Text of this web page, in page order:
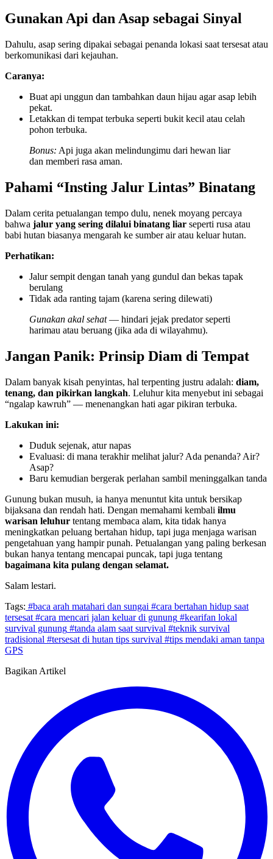
Gunakan Api dan Asap sebagai Sinyal
Dahulu, asap sering dipakai sebagai penanda lokasi saat tersesat atau
berkomunikasi dari kejauhan.
Caranya:
Buat api unggun dan tambahkan daun hijau agar asap lebih
pekat.
Letakkan di tempat terbuka seperti bukit kecil atau celah
pohon terbuka.
Bonus: Api juga akan melindungimu dari hewan liar
dan memberi rasa aman.
Pahami “Insting Jalur Lintas” Binatang
Dalam cerita petualangan tempo dulu, nenek moyang percaya
bahwa jalur yang sering dilalui binatang liar seperti rusa atau
babi hutan biasanya mengarah ke sumber air atau keluar hutan.
Perhatikan:
Jalur sempit dengan tanah yang gundul dan bekas tapak
berulang
Tidak ada ranting tajam (karena sering dilewati)
Gunakan akal sehat— hindari jejak predator seperti
harimau atau beruang (jika ada di wilayahmu).
Jangan Panik: Prinsip Diam di Tempat
Dalam banyak kisah penyintas, hal terpenting justru adalah: diam,
tenang, dan pikirkan langkah. Leluhur kita menyebut ini sebagai
“ngalap kawruh” — menenangkan hati agar pikiran terbuka.
Lakukan ini:
Duduk sejenak, atur napas
Evaluasi: di mana terakhir melihat jalur? Ada penanda? Air?
Asap?
Baru kemudian bergerak perlahan sambil meninggalkan tanda
Gunung bukan musuh, ia hanya menuntut kita untuk bersikap
bijaksana dan rendah hati. Dengan memahami kembali ilmu
warisan leluhur tentang membaca alam, kita tidak hanya
meningkatkan peluang bertahan hidup, tapi juga menjaga warisan
pengetahuan yang hampir punah. Petualangan yang paling berkesan
bukan hanya tentang mencapai puncak, tapi juga tentang
bagaimana kita pulang dengan selamat.
Salam lestari.
Tags: #baca arah matahari dan sungai #cara bertahan hidup saat
tersesat #cara mencari jalan keluar di gunung #kearifan lokal
survival gunung #tanda alam saat survival #teknik survival
tradisional #tersesat di hutan tips survival #tips mendaki aman tanpa
GPS
Bagikan Artikel